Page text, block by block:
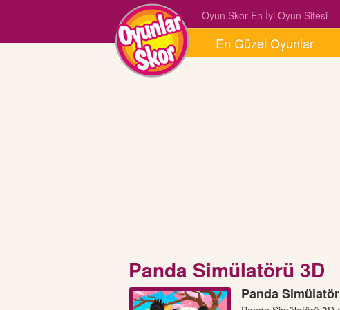
En Güzel Oyunlar
Oyun Skor En İyi Oyun Sitesi
Panda Simülatörü 3D
Panda